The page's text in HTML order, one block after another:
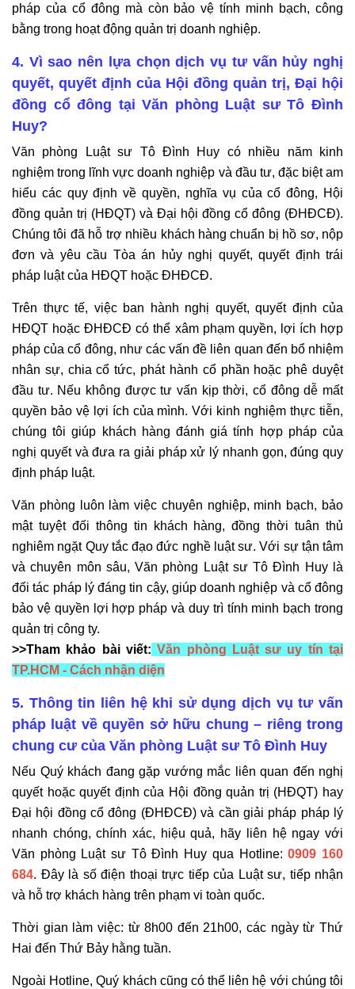
pháp của cổ đông mà còn bảo vệ tính minh bạch, công
bằng trong hoạt động quản trị doanh nghiệp.
4. Vì sao nên lựa chọn dịch vụ tư vấn hủy nghị
quyết, quyết định của Hội đồng quản trị, Đại hội
đồng cổ đông tại Văn phòng Luật sư Tô Đình
Huy?
Văn phòng Luật sư Tô Đình Huy có nhiều năm kinh
nghiệm trong lĩnh vực doanh nghiệp và đầu tư, đặc biệt am
hiểu các quy định về quyền, nghĩa vụ của cổ đông, Hội
đồng quản trị (HĐQT) và Đại hội đồng cổ đông (ĐHĐCĐ).
Chúng tôi đã hỗ trợ nhiều khách hàng chuẩn bị hồ sơ, nộp
đơn và yêu cầu Tòa án hủy nghị quyết, quyết định trái
pháp luật của HĐQT hoặc ĐHĐCĐ.
Trên thực tế, việc ban hành nghị quyết, quyết định của
HĐQT hoặc ĐHĐCĐ có thể xâm phạm quyền, lợi ích hợp
pháp của cổ đông, như các vấn đề liên quan đến bổ nhiệm
nhân sự, chia cổ tức, phát hành cổ phần hoặc phê duyệt
đầu tư. Nếu không được tư vấn kịp thời, cổ đông dễ mất
quyền bảo vệ lợi ích của mình. Với kinh nghiệm thực tiễn,
chúng tôi giúp khách hàng đánh giá tính hợp pháp của
nghị quyết và đưa ra giải pháp xử lý nhanh gọn, đúng quy
định pháp luật.
Văn phòng luôn làm việc chuyên nghiệp, minh bạch, bảo
mật tuyệt đối thông tin khách hàng, đồng thời tuân thủ
nghiêm ngặt Quy tắc đạo đức nghề luật sư. Với sự tận tâm
và chuyên môn sâu, Văn phòng Luật sư Tô Đình Huy là
đối tác pháp lý đáng tin cậy, giúp doanh nghiệp và cổ đông
bảo vệ quyền lợi hợp pháp và duy trì tính minh bạch trong
quản trị công ty.
>>Tham khảo bài viết: Văn phòng Luật sư uy tín tại
TP.HCM - Cách nhận diện
5. Thông tin liên hệ khi sử dụng dịch vụ tư vấn
pháp luật về quyền sở hữu chung – riêng trong
chung cư của Văn phòng Luật sư Tô Đình Huy
Nếu Quý khách đang gặp vướng mắc liên quan đến nghị
quyết hoặc quyết định của Hội đồng quản trị (HĐQT) hay
Đại hội đồng cổ đông (ĐHĐCĐ) và cần giải pháp pháp lý
nhanh chóng, chính xác, hiệu quả, hãy liên hệ ngay với
Văn phòng Luật sư Tô Đình Huy qua Hotline:0909 160
684. Đây là số điện thoại trực tiếp của Luật sư, tiếp nhận
và hỗ trợ khách hàng trên phạm vi toàn quốc.
Thời gian làm việc: từ 8h00 đến 21h00, các ngày từ Thứ
Hai đến Thứ Bảy hằng tuần.
Ngoài Hotline, Quý khách cũng có thể liên hệ với chúng tôi